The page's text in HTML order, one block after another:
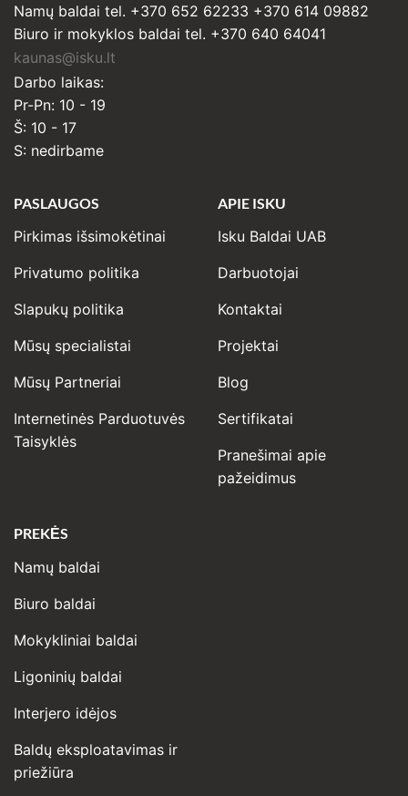
Namų baldai tel. +370 652 62233 +370 614 09882
Biuro ir mokyklos baldai tel. +370 640 64041
kaunas@isku.lt
Darbo laikas:
Pr-Pn: 10 - 19
Š: 10 - 17
S: nedirbame
PASLAUGOS
Pirkimas išsimokėtinai
Privatumo politika
Slapukų politika
Mūsų specialistai
Mūsų Partneriai
Internetinės Parduotuvės
Taisyklės
APIE ISKU
Isku Baldai UAB
Darbuotojai
Kontaktai
Projektai
Blog
Sertifikatai
Pranešimai apie
pažeidimus
PREKĖS
Namų baldai
Biuro baldai
Mokykliniai baldai
Ligoninių baldai
Interjero idėjos
Baldų eksploatavimas ir
priežiūra